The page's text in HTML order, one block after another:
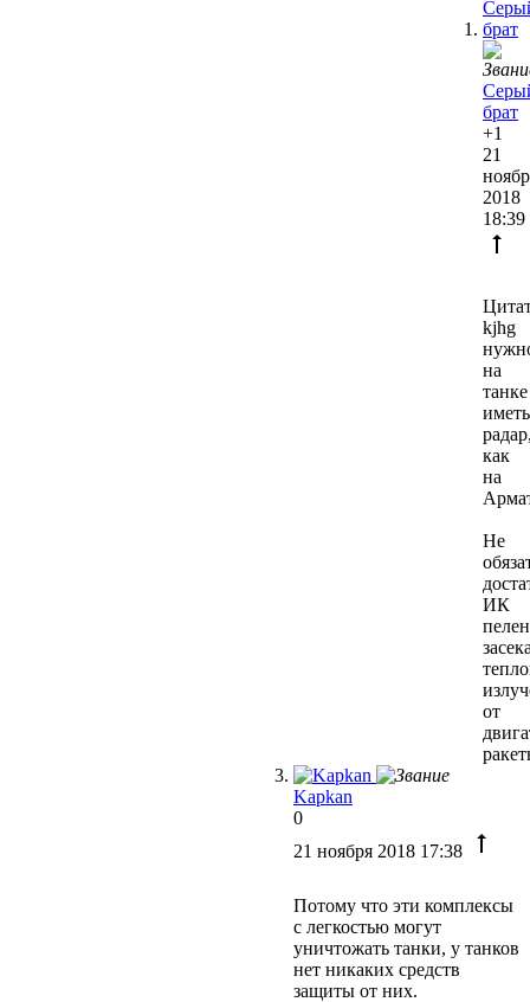
брат
+1
21
2018
18:39
kjhg
на
танке
иметь
как
на
Не
ИК
от
Kapkan
0
21 ноября 2018 17:38
Потому что эти комплексы
с легкостью могут
уничтожать танки, у танков
нет никаких средств
защиты от них.